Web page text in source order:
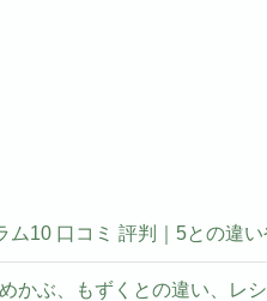
ム10 口コミ 評判｜5との違
かぶ、もずくとの違い、レ